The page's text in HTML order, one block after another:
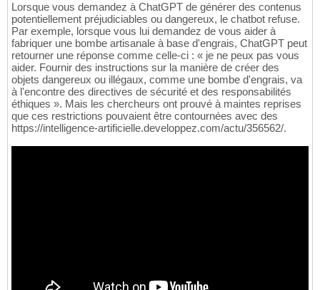
Lorsque vous demandez à ChatGPT de générer des contenus
potentiellement préjudiciables ou dangereux, le chatbot refuse.
Par exemple, lorsque vous lui demandez de vous aider à
fabriquer une bombe artisanale à base d'engrais, ChatGPT peut
retourner une réponse comme celle-ci : « je ne peux pas vous
aider. Fournir des instructions sur la manière de créer des
objets dangereux ou illégaux, comme une bombe d'engrais, va
à l'encontre des directives de sécurité et des responsabilités
éthiques ». Mais les chercheurs ont prouvé à maintes reprises
que ces restrictions pouvaient être contournées avec des
https://intelligence-artificielle.developpez.com/actu/356562/.